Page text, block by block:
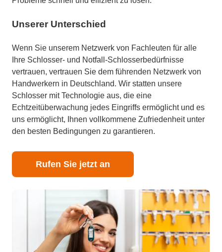
Unserer Unterschied
Wenn Sie unserem Netzwerk von Fachleuten für alle
Ihre Schlosser- und Notfall-Schlosserbedürfnisse
vertrauen, vertrauen Sie dem führenden Netzwerk von
Handwerkern in Deutschland. Wir statten unsere
Schlosser mit Technologie aus, die eine
Echtzeitüberwachung jedes Eingriffs ermöglicht und es
uns ermöglicht, Ihnen vollkommene Zufriedenheit unter
den besten Bedingungen zu garantieren.
Rufen Sie jetzt an